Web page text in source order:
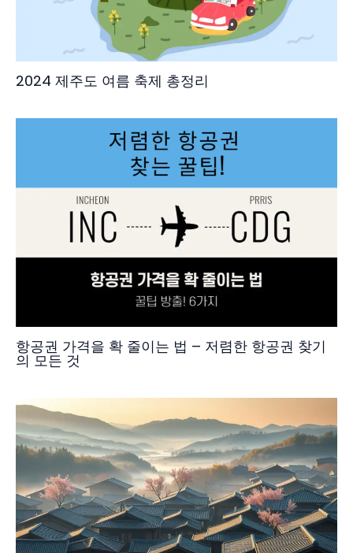
2024 제주도 여름 축제 총정리
항공권 가격을 확 줄이는 법 – 저렴한 항공권 찾기
의 모든 것